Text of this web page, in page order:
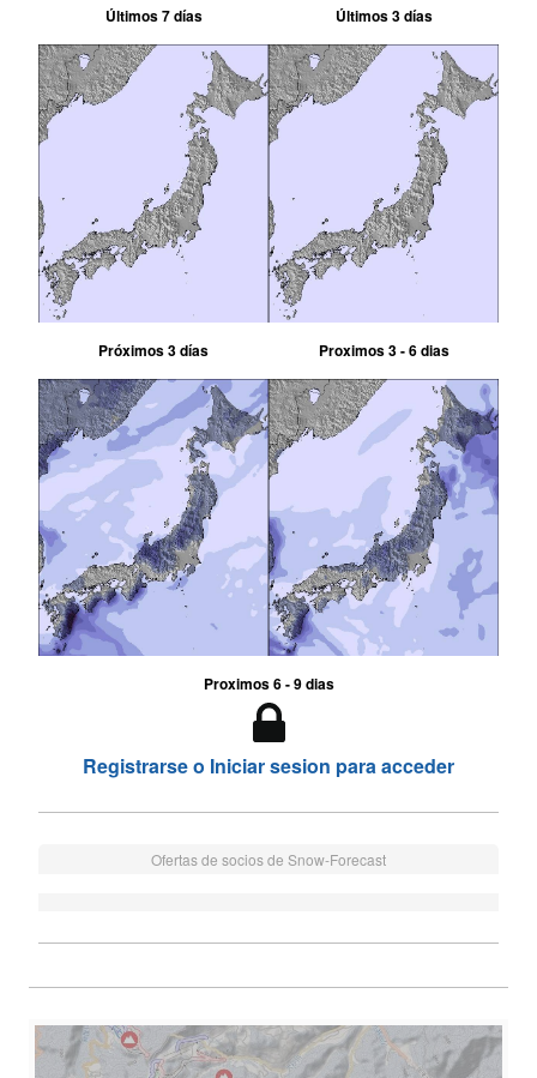
Últimos 7 días Últimos 3 días
Próximos 3 días Proximos 3 - 6 dias
Proximos 6 - 9 dias
Registrarse o Iniciar sesion para acceder
Ofertas de socios de Snow-Forecast